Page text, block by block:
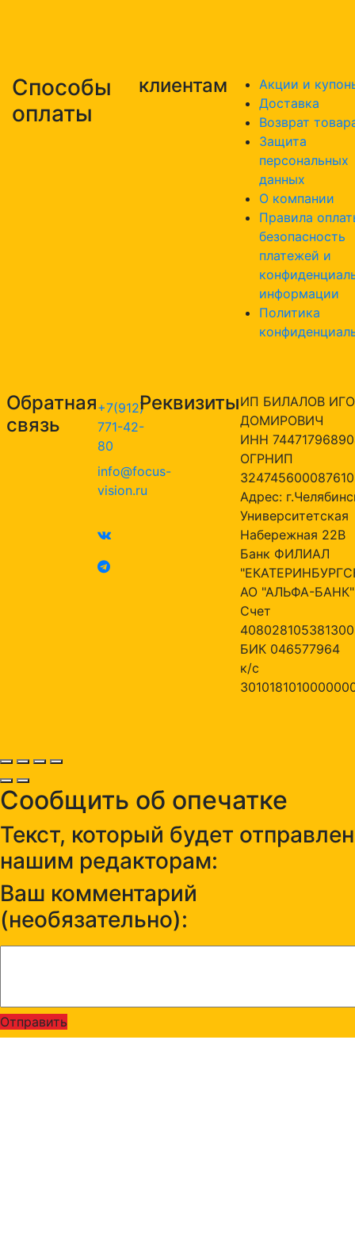
Способы
оплаты
клиентам
Акции и
Доставка
Возврат
Защита
персональных
данных
О компании
Правила
безопасность
платежей и
информации
Политика
Обратная
связь
+7(912)
771-42-
80
info@focus-
vision.ru
РеквизитыИП БИЛАЛОВ
ДОМИРОВИЧ
ИНН
ОГРНИП
324745600087610
Адрес:
Университетская
Набережная 22В
Банк ФИЛИАЛ
АО "АЛЬФА-БАНК"
Счет
БИК 046577964
к/с
Сообщить об опечатке
Текст, который будет отправлен
нашим редакторам:
Ваш комментарий
(необязательно):
Отправить